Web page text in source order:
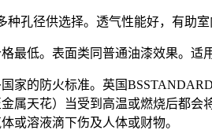
种孔径供选择。透气性能好，有助
最低。表面类同普通油漆效果。适
家的防火标准。英国
属天花）当受到高温或燃烧后都
或溶液滴下伤及人体或财物。